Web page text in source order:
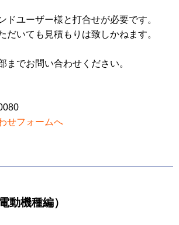
ドユーザー様と打合せが必要です。
だいても見積もりは致しかねます。
までお問い合わせください。
せフォームへ
動機種編）